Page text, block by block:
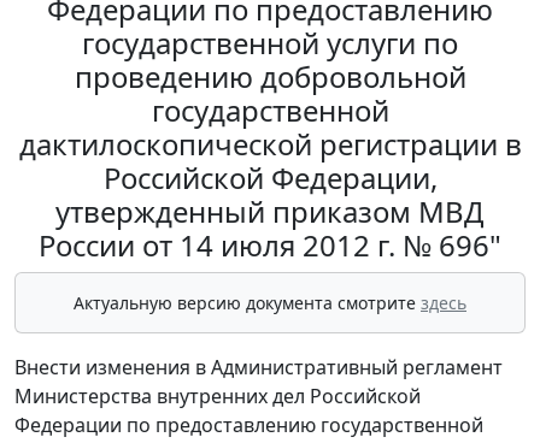
Федерации по предоставлению
государственной услуги по
проведению добровольной
государственной
дактилоскопической регистрации в
Российской Федерации,
утвержденный приказом МВД
России от 14 июля 2012 г. № 696"
Актуальную версию документа смотрите здесь
Внести изменения в Административный регламент
Министерства внутренних дел Российской
Федерации по предоставлению государственной